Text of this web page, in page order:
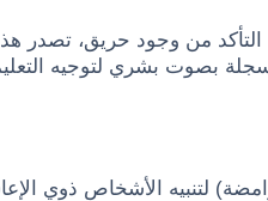
من وجود حريق، تصدر
بصوت بشري لتوجيه
لتنبيه الأشخاص ذوي